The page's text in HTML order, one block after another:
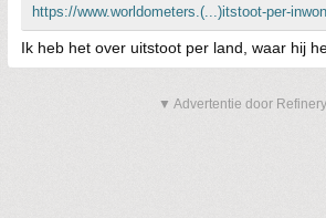
https://www.worldometers.(...)itstoot-per-
Ik heb het over uitstoot per land, waar hij
▼ Advertentie door